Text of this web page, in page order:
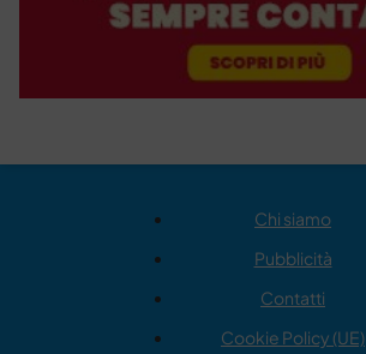
Chi siamo
Pubblicità
Contatti
Cookie Policy (UE)